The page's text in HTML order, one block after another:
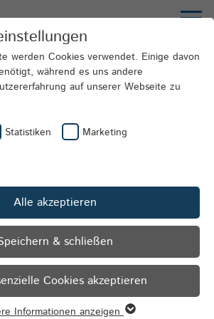
Sustainability
werden Cookies verwendet. Einige davon
während es uns andere
auf unserer Webseite zu
Statistiken Marketing
Alle akzeptieren
& schließen
Cookies akzeptieren
Informationen anzeigen